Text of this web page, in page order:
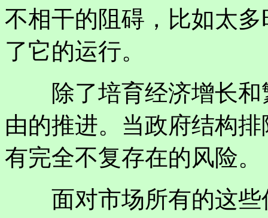
不相干的阻碍，比如太
了它的运行。
除了培育经济增长和
由的推进。当政府结构
有完全不复存在的风险。
面对市场所有的这些